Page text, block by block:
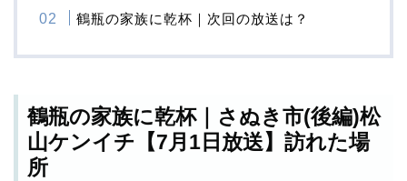
鶴瓶の家族に乾杯｜次回の放送は？
鶴瓶の家族に乾杯｜さぬき市(後編)松
山ケンイチ【7月1日放送】訪れた場
所